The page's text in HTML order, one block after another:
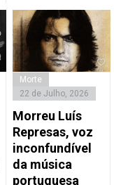
Morte
22 de Julho, 2026
Morreu Luís
Represas, voz
inconfundível
da música
portuguesa